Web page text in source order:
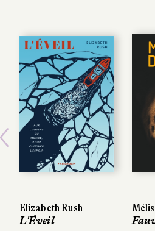
Elizabeth Rush
L'Éveil
Previous